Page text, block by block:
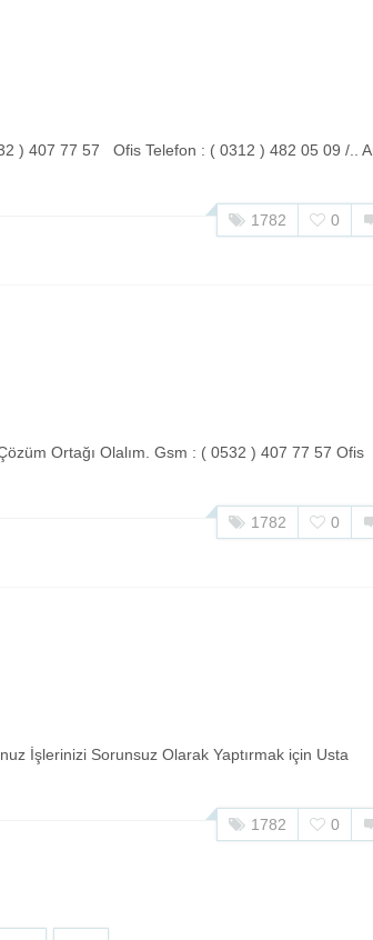
) 407 77 57 Ofis Telefon : ( 0312 ) 482 05 09 /..
1782 0
Ortağı Olalım. Gsm : ( 0532 ) 407 77 57 Ofis
1782 0
İşlerinizi Sorunsuz Olarak Yaptırmak için Usta
1782 0